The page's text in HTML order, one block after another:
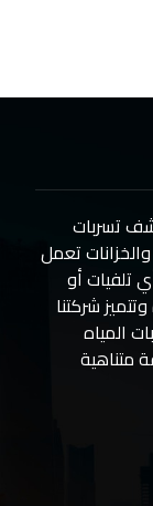
تسربات
تعمل
تلفيات أو
شركتنا
المياه
متناهية